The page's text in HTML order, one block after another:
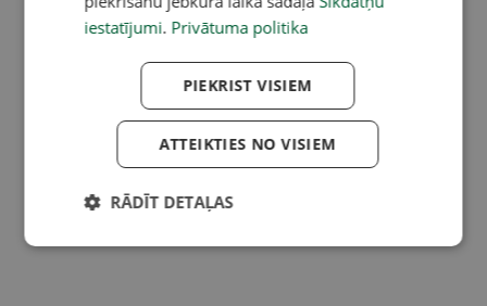
iestatījumi. Privātuma politika
PIEKRIST VISIEM
ATTEIKTIES NO VISIEM
RĀDĪT DETAĻAS